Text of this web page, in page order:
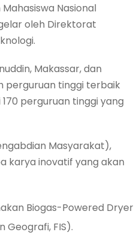
Nasional
oleh Direktorat
Makassar, dan
perguruan tinggi terbaik
perguruan tinggi yang
Masyarakat),
karya inovatif yang akan
Biogas-Powered Dryer
FIS).